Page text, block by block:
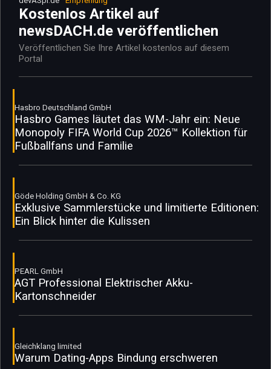
Kostenlos Artikel auf
newsDACH.de veröffentlichen
Veröffentlichen Sie Ihre Artikel kostenlos auf diesem
Portal
Hasbro Deutschland GmbH
Hasbro Games läutet das WM-Jahr ein: Neue
Monopoly FIFA World Cup 2026™ Kollektion für
Fußballfans und Familie
Göde Holding GmbH & Co. KG
Exklusive Sammlerstücke und limitierte Editionen:
Ein Blick hinter die Kulissen
PEARL GmbH
AGT Professional Elektrischer Akku-
Kartonschneider
Gleichklang limited
Warum Dating-Apps Bindung erschweren